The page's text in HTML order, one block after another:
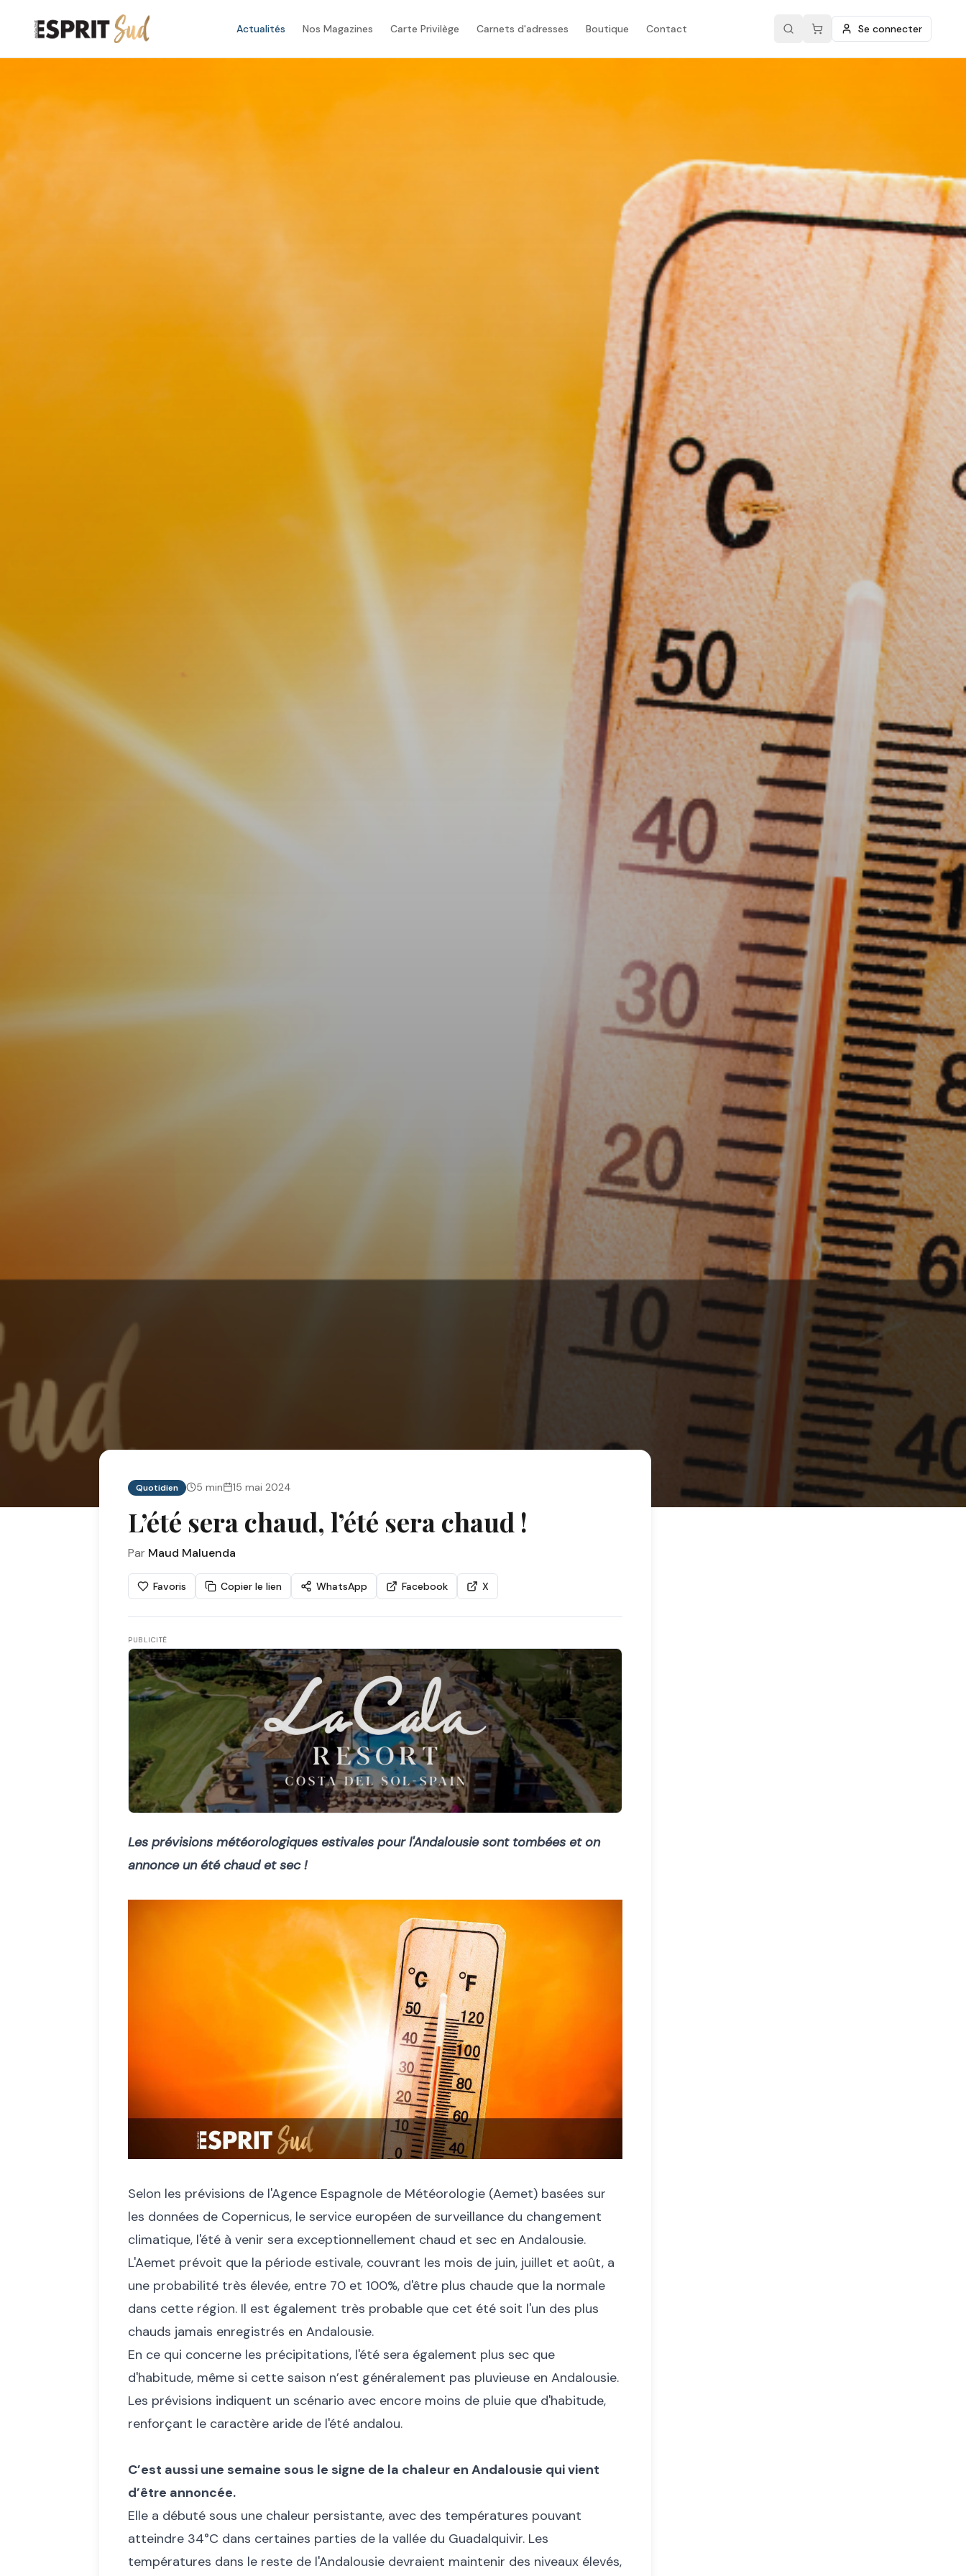
Actualités Nos Magazines Carte Privilège Carnets d'adresses Boutique Contact Se connecter
Quotidien 5 min 15 mai 2024
L’été sera chaud, l’été sera chaud !
Par Maud Maluenda
Favoris Copier le lien WhatsApp Facebook X
PUBLICITÉ
Les prévisions météorologiques estivales pour l'Andalousie sont tombées et on
annonce un été chaud et sec !
Selon les prévisions de l'Agence Espagnole de Météorologie (Aemet) basées sur
les données de Copernicus, le service européen de surveillance du changement
climatique, l'été à venir sera exceptionnellement chaud et sec en Andalousie.
L'Aemet prévoit que la période estivale, couvrant les mois de juin, juillet et août, a
une probabilité très élevée, entre 70 et 100%, d'être plus chaude que la normale
dans cette région. Il est également très probable que cet été soit l'un des plus
chauds jamais enregistrés en Andalousie.
En ce qui concerne les précipitations, l'été sera également plus sec que
d'habitude, même si cette saison n’est généralement pas pluvieuse en Andalousie.
Les prévisions indiquent un scénario avec encore moins de pluie que d'habitude,
renforçant le caractère aride de l'été andalou.
C’est aussi une semaine sous le signe de la chaleur en Andalousie qui vient
d’être annoncée.
Elle a débuté sous une chaleur persistante, avec des températures pouvant
atteindre 34°C dans certaines parties de la vallée du Guadalquivir. Les
températures dans le reste de l'Andalousie devraient maintenir des niveaux élevés,